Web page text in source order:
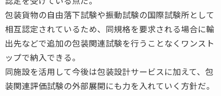
包装貨物の自由落下試験や振動試験の国際試験所として
相互認定されているため、同規格を要求される場合に輸
出先などで追加の包装関連試験を行うことなくワンスト
ップで納入できる。
同施設を活用して今後は包装設計サービスに加えて、包
装関連評価試験の外部展開にも力を入れていく方針だ。